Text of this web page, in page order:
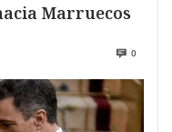
Marruecos
0